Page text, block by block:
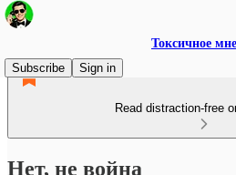
Токсичное
Subscribe
Sign in
Read distraction-free
Нет, не война